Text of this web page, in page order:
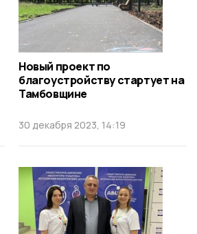
Новый проект по
благоустройству стартует на
Тамбовщине
30 декабря 2023, 14:19